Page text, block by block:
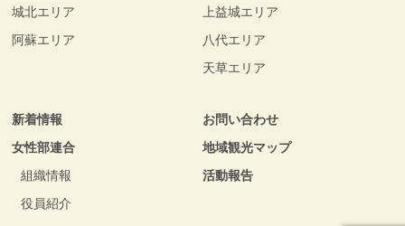
城北エリア
阿蘇エリア
上益城エリア
八代エリア
天草エリア
新着情報
女性部連合
組織情報
役員紹介
お問い合わせ
地域観光マップ
活動報告